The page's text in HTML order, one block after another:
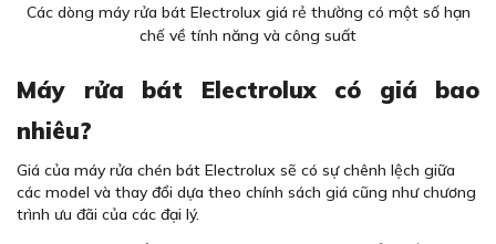
Các dòng máy rửa bát Electrolux giá rẻ thường có một số hạn
chế về tính năng và công suất
Máy rửa bát Electrolux có giá bao
nhiêu?
Giá của máy rửa chén bát Electrolux sẽ có sự chênh lệch giữa
các model và thay đổi dựa theo chính sách giá cũng như chương
trình ưu đãi của các đại lý.